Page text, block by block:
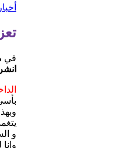
في
انشر
و